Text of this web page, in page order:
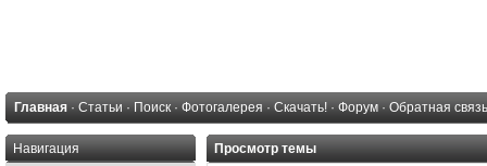
Главная · Статьи · Поиск · Фотогалерея · Скачать! · Форум · Обратная связь
Навигация Просмотр темы